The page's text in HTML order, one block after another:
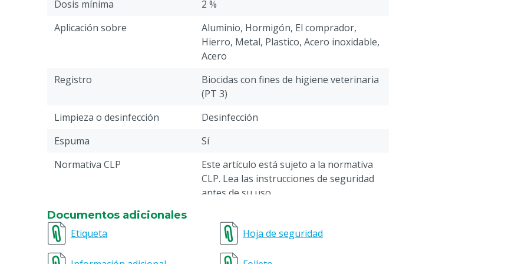
Dosis mínima
2 %
Aplicación sobre
Aluminio, Hormigón, El comprador,
Hierro, Metal, Plastico, Acero inoxidable,
Acero
Registro
Biocidas con fines de higiene veterinaria
(PT 3)
Limpieza o desinfección
Desinfección
Espuma
Sí
Normativa CLP
Este artículo está sujeto a la normativa
CLP. Lea las instrucciones de seguridad
antes de su uso.
Potencia
Tiempo de remojo de los
huevos de ascáridos (Ascaris
120 min
Documentos adicionales
Etiqueta
Hoja de seguridad